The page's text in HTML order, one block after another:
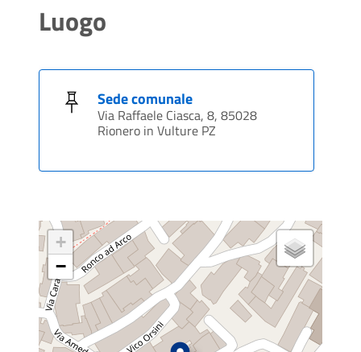
Luogo
Sede comunale
Via Raffaele Ciasca, 8, 85028
Rionero in Vulture PZ
+
−